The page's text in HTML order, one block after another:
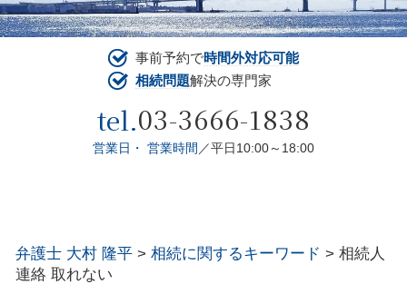
事前予約で時間外対応可能
相続問題解決の専門家
tel.03-3666-1838
営業日・ 営業時間 ／平日10:00～18:00
弁護士 大村 隆平 > 相続に関するキーワード > 相続人
連絡 取れない